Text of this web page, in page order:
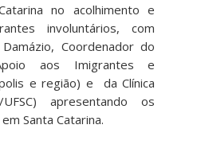
no acolhimento e
involuntários, com
Coordenador do
aos Imigrantes e
e região) e da Clínica
UFSC) apresentando os
Santa Catarina.